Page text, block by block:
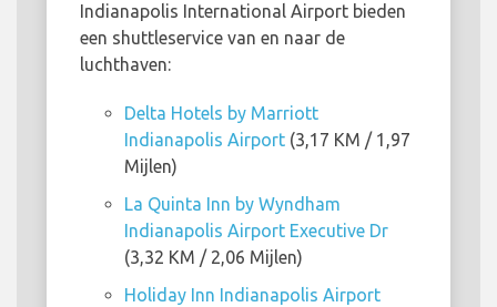
Indianapolis International Airport bieden
een shuttleservice van en naar de
luchthaven:
Delta Hotels by Marriott
Indianapolis Airport (3,17 KM / 1,97
Mijlen)
La Quinta Inn by Wyndham
Indianapolis Airport Executive Dr
(3,32 KM / 2,06 Mijlen)
Holiday Inn Indianapolis Airport